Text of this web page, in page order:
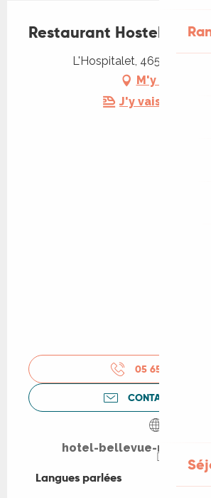
Restaurant Hostellerie
L'Hospitalet, 46500
M'y rendre
J'y vais en train !
05 65 33 62
CONTACTEZ-NOUS
hotel-bellevue-
Langues parlées
Langues parlées